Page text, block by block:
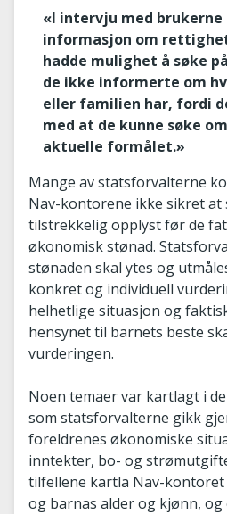
«I intervju med
informasjon om
hadde mulighet å søke
de ikke informerte om
eller familien har, fordi
med at de kunne søke
aktuelle formålet.»
Mange av statsforvalterne
Nav-kontorene ikke sikret at
tilstrekkelig opplyst før de
økonomisk stønad.
stønaden skal ytes og
konkret og individuell
helhetlige situasjon og
hensynet til barnets beste
vurderingen.
Noen temaer var kartlagt i
som statsforvalterne gikk
foreldrenes økonomiske
inntekter, bo- og
tilfellene kartla Nav-
og barnas alder og kjønn,